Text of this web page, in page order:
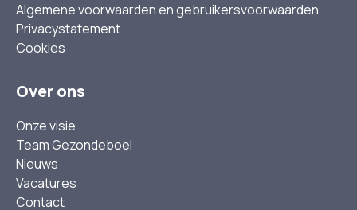
Algemene voorwaarden en gebruikersvoorwaarden
Privacystatement
Cookies
Over ons
Onze visie
Team Gezondeboel
Nieuws
Vacatures
Contact